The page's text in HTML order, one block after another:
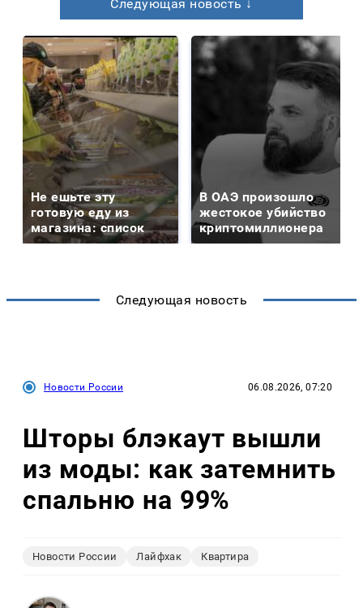
Следующая новость ↓
Не ешьте эту
готовую еду из
магазина: список
В ОАЭ произошло
жестокое убийство
криптомиллионера
Следующая новость
Новости России 06.08.2026, 07:20
Шторы блэкаут вышли
из моды: как затемнить
спальню на 99%
Новости России Лайфхак Квартира